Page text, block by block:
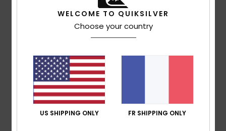
Description
Tout est parti d'un coup de pinceau, qui a changé le
performance, le mouvement Young Guns était né. Vingt
ans plus tard, la révolution continue.
Details & caractéristiques
WELCOME TO QUIKSILVER
Choose your country
US SHIPPING ONLY FR SHIPPING ONLY